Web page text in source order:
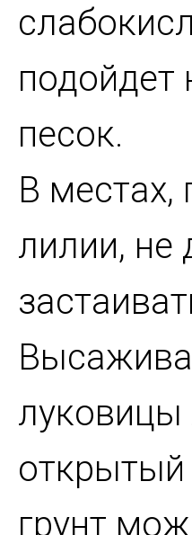
подойдет
песок.
В местах,
лилии, не
луковицы
открытый
грунт